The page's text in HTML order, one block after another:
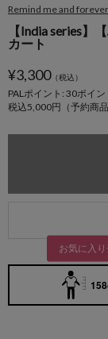
Remind me and
【India series】
カート
¥3,300（税込）
PALポイント: 30ポイン
税込5,000円（予約商
お気に入